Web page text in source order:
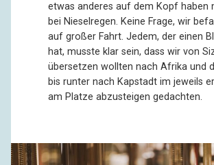
etwas anderes auf dem Kopf haben
bei Nieselregen. Keine Frage, wir
auf großer Fahrt. Jedem, der einen
hat, musste klar sein, dass wir von
übersetzen wollten nach Afrika und
bis runter nach Kapstadt im jeweils
am Platze abzusteigen gedachten.